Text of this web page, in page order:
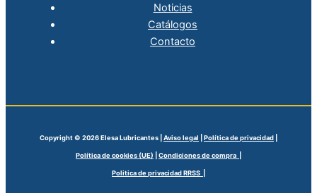
Noticias
Catálogos
Contacto
Copyright © 2026 Elesa Lubricantes | Aviso legal Política de privacidad
Política de cookies (UE) Condiciones de compra |
Politica de privacidad RRSS |